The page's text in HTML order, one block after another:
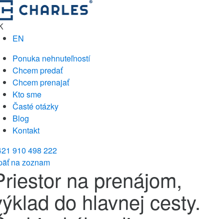
EN
Ponuka nehnuteľností
Chcem predať
Chcem prenajať
Kto sme
Časté otázky
Blog
Kontakt
910 498 222
na zoznam
na prenájom,
do hlavnej cesty.